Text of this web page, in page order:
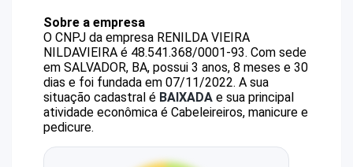
Sobre a empresa
O CNPJ da empresa RENILDA VIEIRA
NILDAVIEIRA é 48.541.368/0001-93. Com sede
em SALVADOR, BA, possui 3 anos, 8 meses e 30
dias e foi fundada em 07/11/2022. A sua
situação cadastral é BAIXADA e sua principal
atividade econômica é Cabeleireiros, manicure e
pedicure.